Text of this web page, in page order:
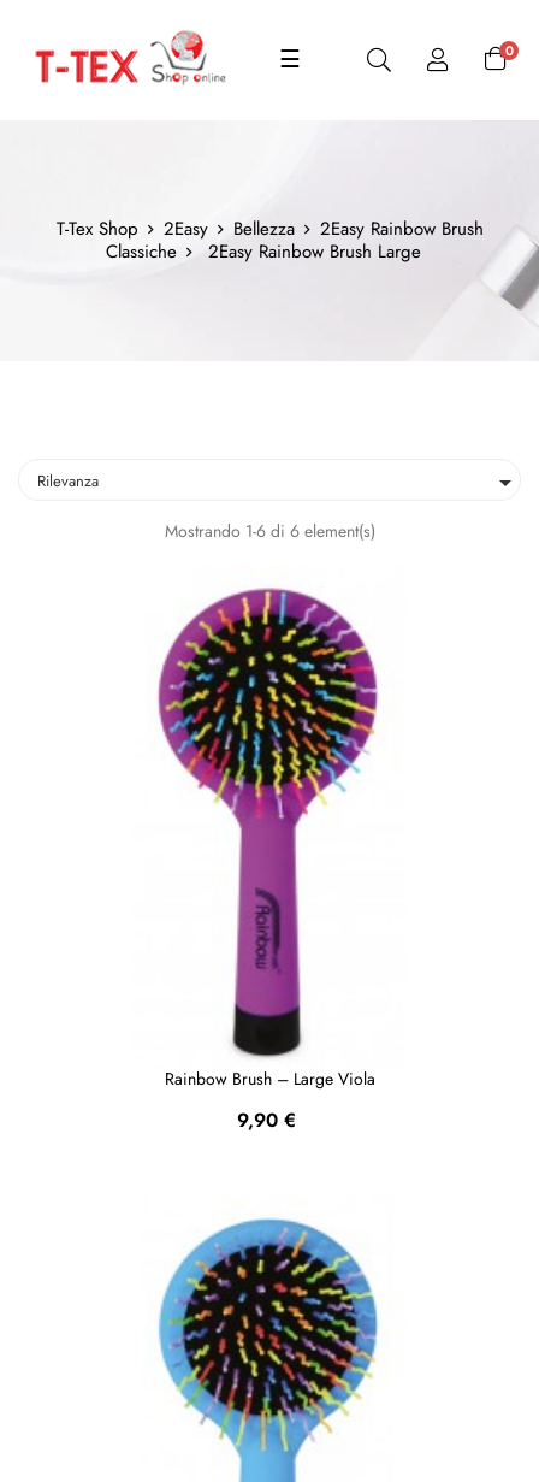
navigazione
☰ 0
T-Tex Shop 2Easy Bellezza
2Easy Rainbow Brush
Classiche
2Easy Rainbow Brush Large
Rilevanza 
Mostrando 1-6 di 6 element(s)
Rainbow Brush – Large Viola
Prezzo
9,90 €